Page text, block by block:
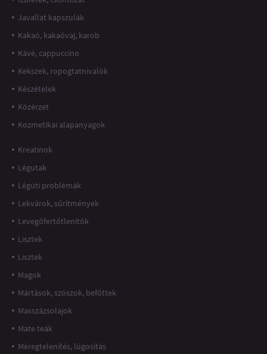
Javallat kapszulák
Kakaó, kakaóvaj, karob
Kávé, cappuccino
Kekszek, ropogtatnivalók
Készételek
Közérzet
Kozmetikai alapanyagok
Kreatinok
Légutak
Légúti problémák
Lekvárok, sűrítmények
Levegőfertőtlenítők
Lisztek
Lisztek
Magok
Mártások, szószok, befőttek
Masszázsolajok
Mate teák
Méregtelenítés, lúgosítás